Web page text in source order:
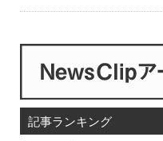
記事ランキング